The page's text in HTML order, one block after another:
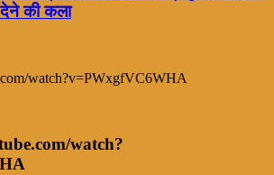
की कला
watch?v=PWxgfVC6WHA
watch?